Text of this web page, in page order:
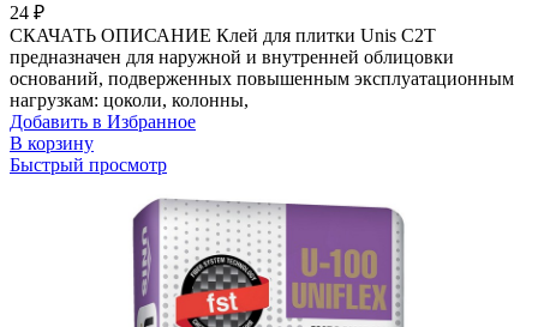
24 ₽
СКАЧАТЬ ОПИСАНИЕ Клей для плитки Unis C2T
предназначен для наружной и внутренней облицовки
оснований, подверженных повышенным эксплуатационным
нагрузкам: цоколи, колонны,
Добавить в Избранное
В корзину
Быстрый просмотр